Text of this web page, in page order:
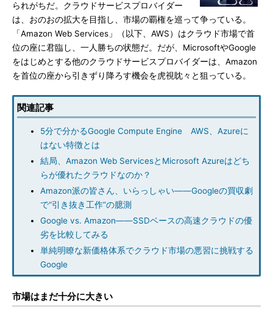
られがちだ。クラウドサービスプロバイダー
は、おのおの拡大を目指し、市場の覇権を巡って争っている。
「Amazon Web Services」（以下、AWS）はクラウド市場で首
位の座に君臨し、一人勝ちの状態だ。だが、MicrosoftやGoogle
をはじめとする他のクラウドサービスプロバイダーは、Amazon
を首位の座から引きずり降ろす機会を虎視眈々と狙っている。
関連記事
5分で分かるGoogle Compute Engine AWS、Azureに
はない特徴とは
結局、Amazon Web ServicesとMicrosoft Azureはどち
らが優れたクラウドなのか？
Amazon派の皆さん、いらっしゃい――Googleの買収劇
で“引き抜き工作”の臆測
Google vs. Amazon――SSDベースの高速クラウドの優
劣を比較してみる
単純明瞭な新価格体系でクラウド市場の悪習に挑戦する
Google
市場はまだ十分に大きい